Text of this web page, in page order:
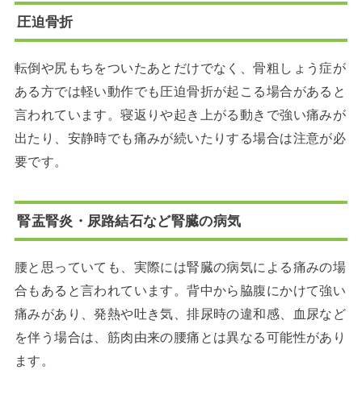
圧迫骨折
転倒や尻もちをついたあとだけでなく、骨粗しょう症が
ある方では軽い動作でも圧迫骨折が起こる場合があると
言われています。寝返りや起き上がる動きで強い痛みが
出たり、安静時でも痛みが続いたりする場合は注意が必
要です。
腎盂腎炎・尿路結石など腎臓の病気
腰と思っていても、実際には腎臓の病気による痛みの場
合もあると言われています。背中から脇腹にかけて強い
痛みがあり、発熱や吐き気、排尿時の違和感、血尿など
を伴う場合は、筋肉由来の腰痛とは異なる可能性があり
ます。